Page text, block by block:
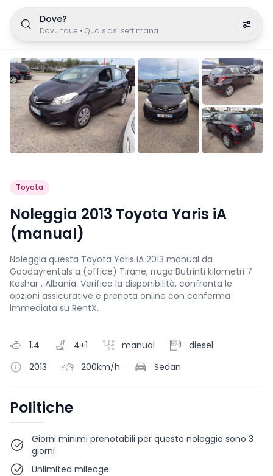
Dove?
Dovunque • Qualsiasi settimana
Toyota
Noleggia 2013 Toyota Yaris iA
(manual)
Noleggia questa Toyota Yaris iA 2013 manual da
Goodayrentals a (office) Tirane, rruga Butrinti kilometri 7
Kashar , Albania. Verifica la disponibilità, confronta le
opzioni assicurative e prenota online con conferma
immediata su RentX.
1.4 4+1 manual
diesel
2013
200km/h Sedan
Politiche
Giorni minimi prenotabili per questo noleggio sono 3
giorni
Unlimited mileage